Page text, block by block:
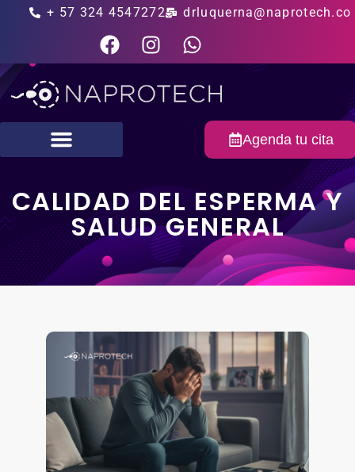
+ 57 324 4547272 drluquerna@naprotech.co
Agenda tu cita
CALIDAD DEL ESPERMA Y
SALUD GENERAL